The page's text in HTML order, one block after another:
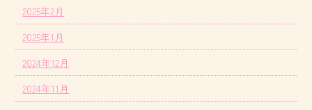
2025年2月
2025年1月
2024年12月
2024年11月